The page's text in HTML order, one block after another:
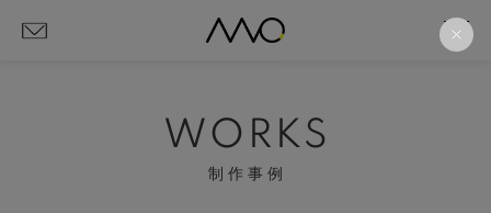
WORKS
制作事例